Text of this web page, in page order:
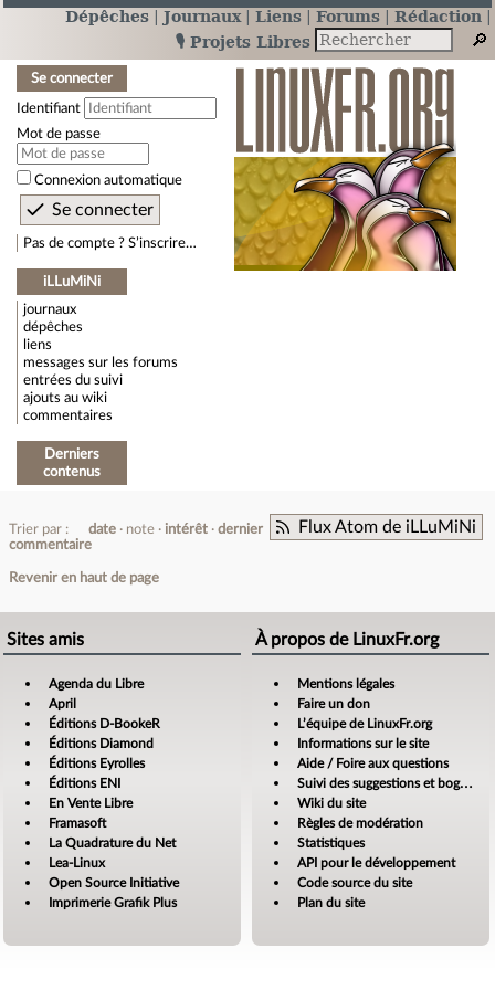
Dépêches Journaux Liens Forums
Rédaction
🎙️ Projets Libres
Se connecter
Identifiant
Mot de passe
Connexion automatique
Pas de compte ? S’inscrire…
iLLuMiNi
journaux
dépêches
liens
messages sur les forums
entrées du suivi
ajouts au wiki
commentaires
Derniers
contenus
Flux Atom de iLLuMiNi
Trier par : date note intérêt
dernier
commentaire
Revenir en haut de page
Sites amis
Agenda du Libre
April
Éditions D-BookeR
Éditions Diamond
Éditions Eyrolles
Éditions ENI
En Vente Libre
Framasoft
La Quadrature du Net
Lea-Linux
Open Source Initiative
Imprimerie Grafik Plus
À propos de LinuxFr.org
Mentions légales
Faire un don
L’équipe de LinuxFr.org
Informations sur le site
Aide / Foire aux questions
Suivi des suggestions et bogues
Wiki du site
Règles de modération
Statistiques
API pour le développement
Code source du site
Plan du site